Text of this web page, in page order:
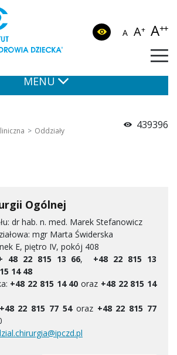
A A+ A++
MENU
Oddziały 439396
Ogólnej
dr hab. n. med. Marek Stefanowicz
mgr Marta Świderska
E, piętro IV, pokój 408
48 22 815 13 66, +48 22 815 13
14 48
+48 22 815 14 40 oraz +48 22 815 14
+48 22 815 77 54 oraz +48 22 815 77